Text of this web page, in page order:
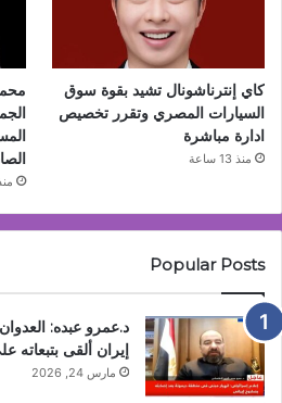
كاي إنترناشونال تشيد بقوة سوق
السيارات المصري وتقرر تخصيص
ادارة مباشرة
منذ 13 ساعة
منذ 13
Popular Posts
د.عمرو عبده:
إيران ألقى بتبعاته
مارس 24, 2026